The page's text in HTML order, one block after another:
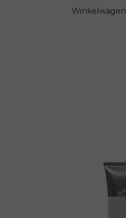
Winkelwagen